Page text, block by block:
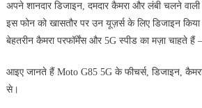
अपने शानदार डिजाइन, दमदार कैमरा और लंबी चलने वाली
इस फोन को खासतौर पर उन यूज़र्स के लिए डिजाइन
बेहतरीन कैमरा परफॉर्मेंस और 5G स्पीड का मज़ा चाहते
आइए जानते हैं Moto G85 5G के फीचर्स, डिजाइन,
से।